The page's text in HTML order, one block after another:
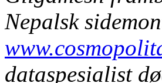
Nepalsk
dataspesialist